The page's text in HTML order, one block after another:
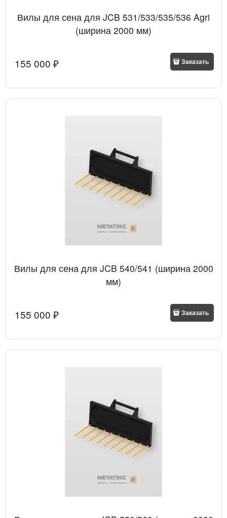
Вилы для сена для JCB 531/533/535/536 Agri
(ширина 2000 мм)
155 000 ₽ Заказать
Вилы для сена для JCB 540/541 (ширина 2000
мм)
155 000 ₽ Заказать